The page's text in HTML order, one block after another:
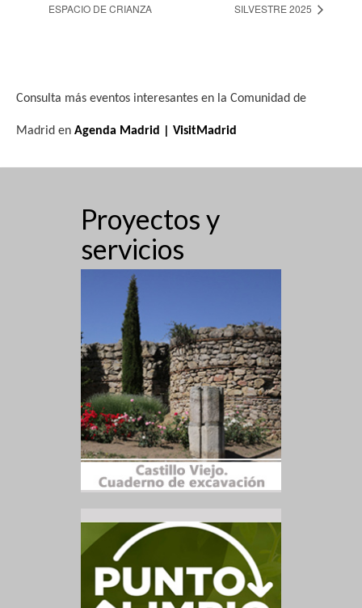
ESPACIO DE CRIANZA
SILVESTRE 2025
Consulta más eventos interesantes en la Comunidad de
Madrid en Agenda Madrid | VisitMadrid
Proyectos y
servicios